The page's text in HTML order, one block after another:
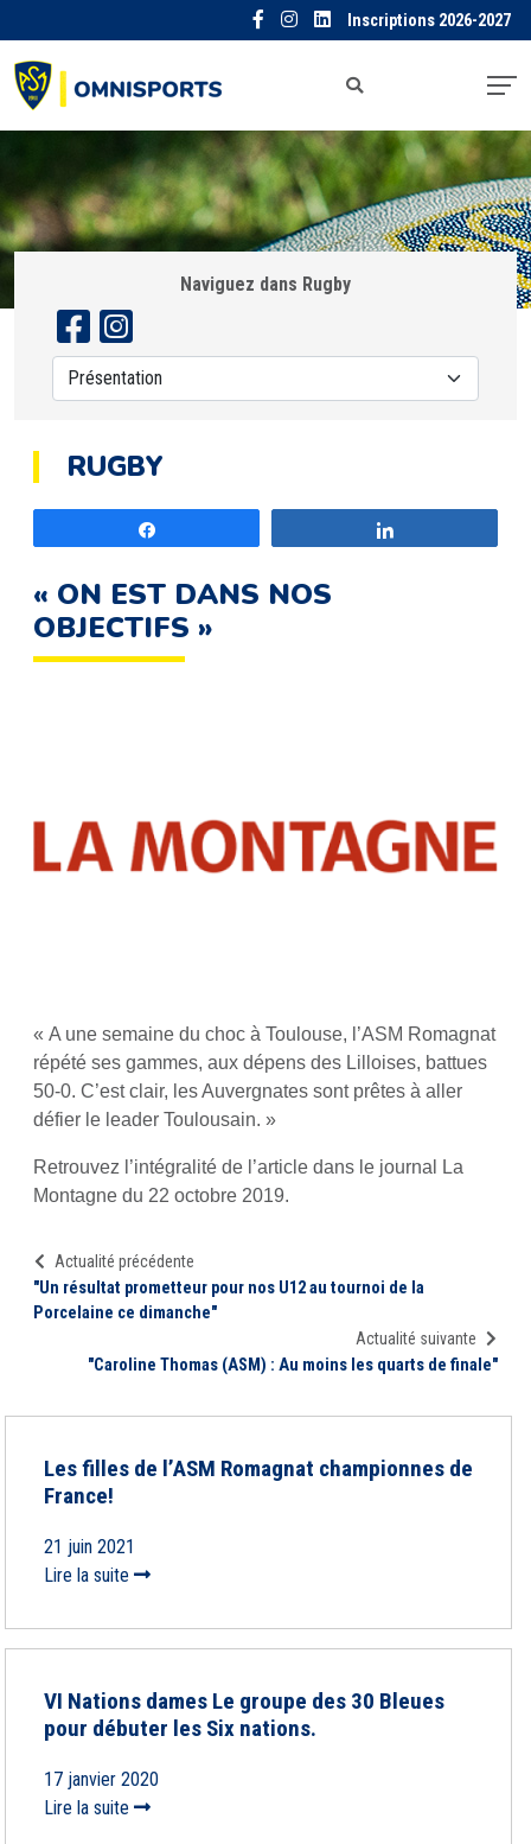
Inscriptions 2026-2027
Naviguez dans Rugby
RUGBY
« ON EST DANS NOS
OBJECTIFS »
« A une semaine du choc à Toulouse, l’ASM Romagnat
répété ses gammes, aux dépens des Lilloises, battues
50-0. C’est clair, les Auvergnates sont prêtes à aller
défier le leader Toulousain. »
Retrouvez l’intégralité de l’article dans le journal La
Montagne du 22 octobre 2019.
Actualité précédente
"Un résultat prometteur pour nos U12 au tournoi de la
Porcelaine ce dimanche"
Actualité suivante
"Caroline Thomas (ASM) : Au moins les quarts de finale"
Les filles de l’ASM Romagnat championnes de
France!
21 juin 2021
Lire la suite
VI Nations dames Le groupe des 30 Bleues
pour débuter les Six nations.
17 janvier 2020
Lire la suite